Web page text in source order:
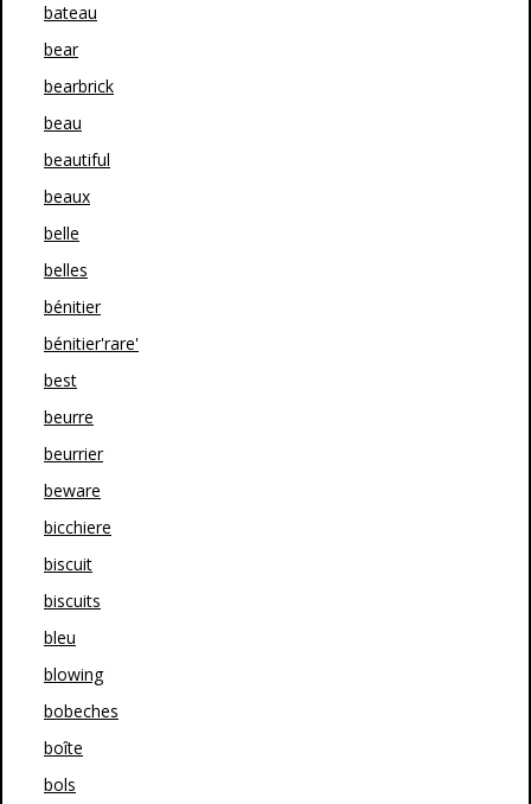
bateau
bear
bearbrick
beau
beautiful
beaux
belle
belles
bénitier
bénitier'rare'
best
beurre
beurrier
beware
bicchiere
biscuit
biscuits
bleu
blowing
bobeches
boîte
bols